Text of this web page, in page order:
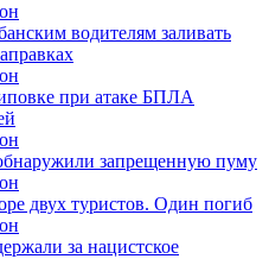
водителям заливать
при атаке БПЛА
запрещенную пуму
двух туристов. Один погиб
за нацистское